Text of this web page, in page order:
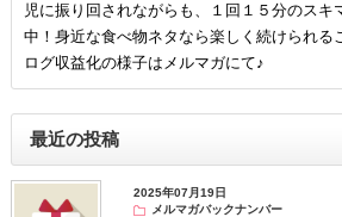
児に振り回されながらも、１回１５分のスキ
中！身近な食べ物ネタなら楽しく続けられる
ログ収益化の様子はメルマガにて♪
最近の投稿
2025年07月19日
メルマガバックナンバー